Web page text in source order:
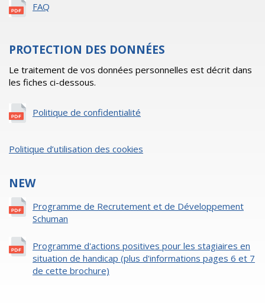
FAQ
PROTECTION DES DONNÉES
Le traitement de vos données personnelles est décrit dans
les fiches ci-dessous.
Politique de confidentialité
Politique d’utilisation des cookies
NEW
Programme de Recrutement et de Développement
Schuman
Programme d'actions positives pour les stagiaires en
situation de handicap (plus d'informations pages 6 et 7
de cette brochure)